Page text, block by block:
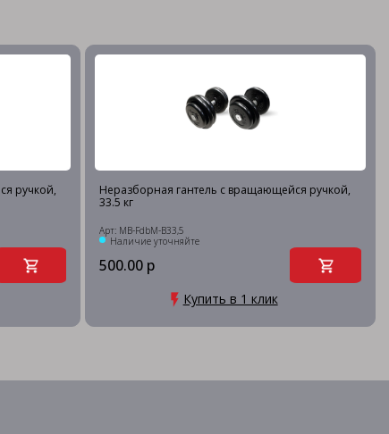
ручкой,
Неразборная гантель c вращающейся ручкой,
33.5 кг
Арт: MB-FdbM-B33,5
Наличие уточняйте
500.00 р
Купить в 1 клик